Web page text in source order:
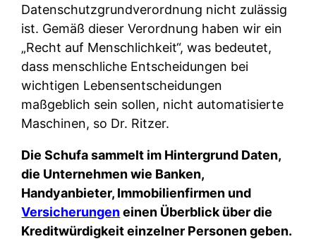
Datenschutzgrundverordnung nicht zulässig
ist. Gemäß dieser Verordnung haben wir ein
„Recht auf Menschlichkeit“, was bedeutet,
dass menschliche Entscheidungen bei
wichtigen Lebensentscheidungen
maßgeblich sein sollen, nicht automatisierte
Maschinen, so Dr. Ritzer.
Die Schufa sammelt im Hintergrund Daten,
die Unternehmen wie Banken,
Handyanbieter, Immobilienfirmen und
Versicherungeneinen Überblick über die
Kreditwürdigkeit einzelner Personen geben.